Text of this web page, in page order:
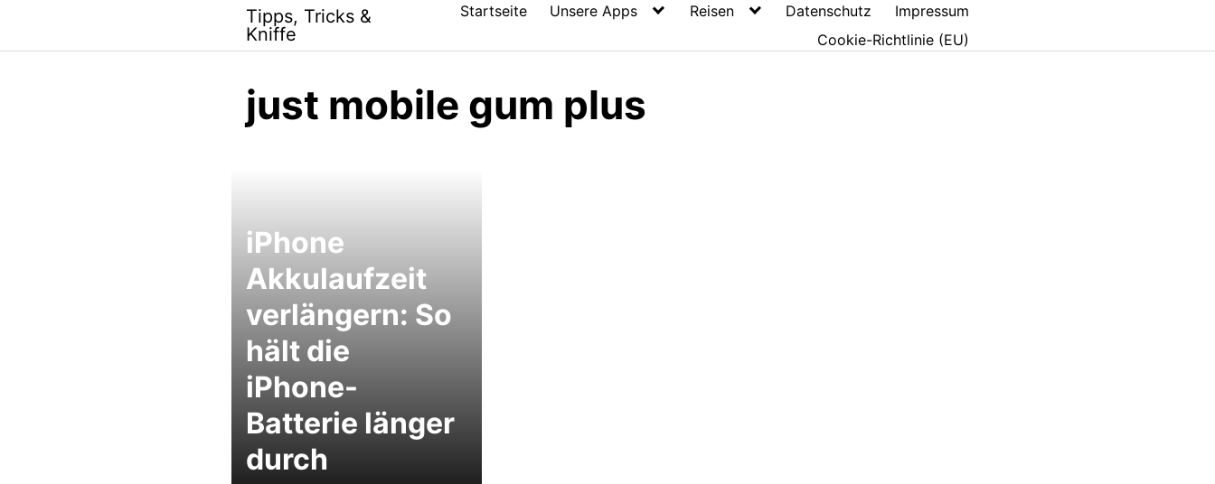
content
Tipps, Tricks &
Kniffe
Startseite Unsere Apps Reisen Datenschutz
Impressum
Cookie-Richtlinie (EU)
just mobile gum plus
iPhone
Akkulaufzeit
verlängern: So
hält die
iPhone-
Batterie länger
durch